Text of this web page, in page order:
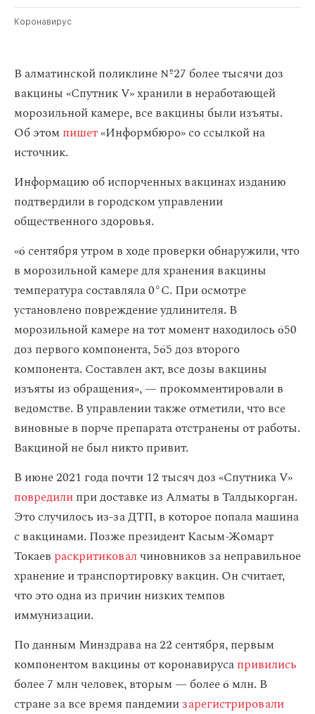
Коронавирус
В алматинской поликлине №27 более тысячи доз
вакцины «Спутник V» хранили в неработающей
морозильной камере, все вакцины были изъяты.
Об этом пишет«Информбюро» со ссылкой на
источник.
Информацию об испорченных вакцинах изданию
подтвердили в городском управлении
общественного здоровья.
«6 сентября утром в ходе проверки обнаружили, что
в морозильной камере для хранения вакцины
температура составляла 0°С. При осмотре
установлено повреждение удлинителя. В
морозильной камере на тот момент находилось 650
доз первого компонента, 565 доз второго
компонента. Составлен акт, все дозы вакцины
изъяты из обращения», — прокомментировали в
ведомстве. В управлении также отметили, что все
виновные в порче препарата отстранены от работы.
Вакциной не был никто привит.
В июне 2021 года почти 12 тысяч доз «Спутника V»
повредилипри доставке из Алматы в Талдыкорган.
Это случилось из-за ДТП, в которое попала машина
с вакцинами. Позже президент Касым-Жомарт
Токаев раскритиковалчиновников за неправильное
хранение и транспортировку вакцин. Он считает,
что это одна из причин низких темпов
иммунизации.
По данным Минздрава на 22 сентября, первым
компонентом вакцины от коронавирусапривились
более 7 млн человек, вторым — более 6 млн. В
стране за все время пандемиизарегистрировали